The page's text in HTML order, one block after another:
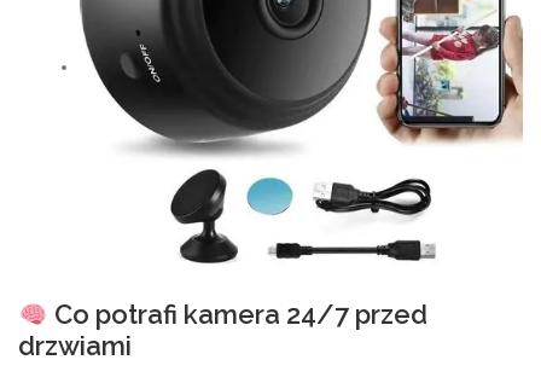
Co potrafi kamera 24/7 przed
drzwiami